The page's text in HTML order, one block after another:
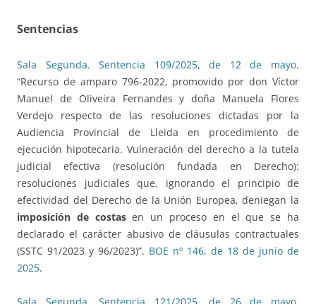
Sentencias
Sala Segunda. Sentencia 109/2025, de 12 de mayo.
“Recurso de amparo 796-2022, promovido por don Víctor
Manuel de Oliveira Fernandes y doña Manuela Flores
Verdejo respecto de las resoluciones dictadas por la
Audiencia Provincial de Lleida en procedimiento de
ejecución hipotecaria. Vulneración del derecho a la tutela
judicial efectiva (resolución fundada en Derecho):
resoluciones judiciales que, ignorando el principio de
efectividad del Derecho de la Unión Europea, deniegan la
imposición de costasen un proceso en el que se ha
declarado el carácter abusivo de cláusulas contractuales
(SSTC 91/2023 y 96/2023)”. BOE nº 146, de 18 de junio de
2025.